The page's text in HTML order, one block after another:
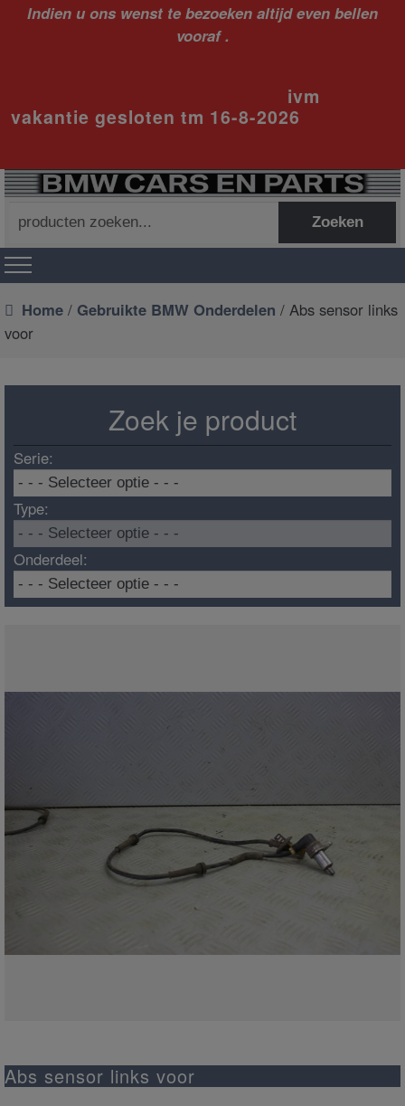
Indien u ons wenst te bezoeken altijd even bellen
vooraf .
ivm
vakantie gesloten tm 16-8-2026
naar:
Zoeken
Home / Gebruikte BMW Onderdelen / Abs sensor links
voor
Zoek je product
Serie:
Type:
Onderdeel:
Abs sensor links voor